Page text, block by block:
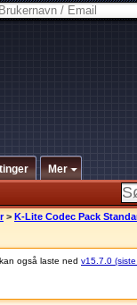
Mer
> K-Lite Codec Pack
også laste ned v15.7.0